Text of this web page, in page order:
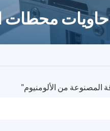
حاويات محطات